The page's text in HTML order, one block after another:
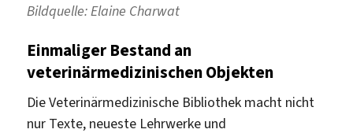
Bildquelle: Elaine Charwat
Einmaliger Bestand an
veterinärmedizinischen Objekten
Die Veterinärmedizinische Bibliothek macht nicht
nur Texte, neueste Lehrwerke und